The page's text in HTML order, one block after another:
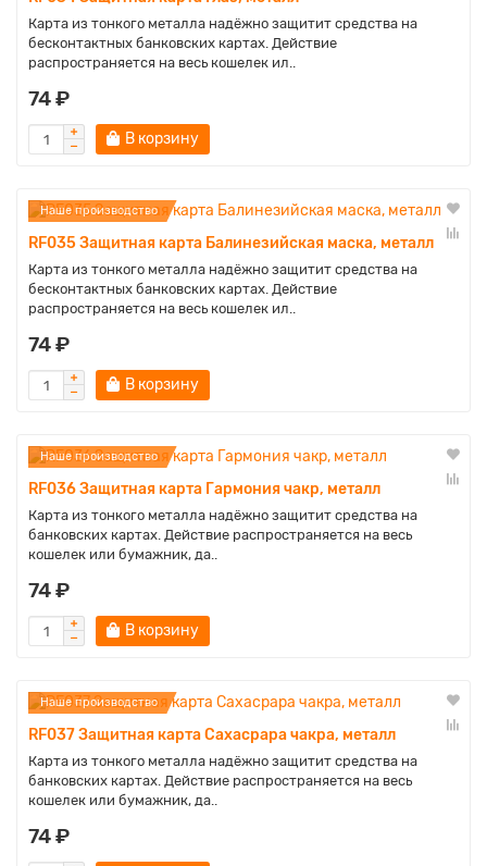
Карта из тонкого металла надёжно защитит средства на
бесконтактных банковских картах. Действие
распространяется на весь кошелек ил..
74 ₽
В корзину
Наше производство
RF035 Защитная карта Балинезийская маска, металл
Карта из тонкого металла надёжно защитит средства на
бесконтактных банковских картах. Действие
распространяется на весь кошелек ил..
74 ₽
В корзину
Наше производство
RF036 Защитная карта Гармония чакр, металл
Карта из тонкого металла надёжно защитит средства на
банковских картах. Действие распространяется на весь
кошелек или бумажник, да..
74 ₽
В корзину
Наше производство
RF037 Защитная карта Сахасрара чакра, металл
Карта из тонкого металла надёжно защитит средства на
банковских картах. Действие распространяется на весь
кошелек или бумажник, да..
74 ₽